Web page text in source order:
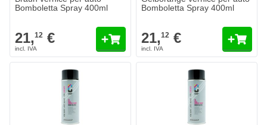
Bomboletta Spray 400ml
21,12 €
Bomboletta Spray 400ml
21,12 €